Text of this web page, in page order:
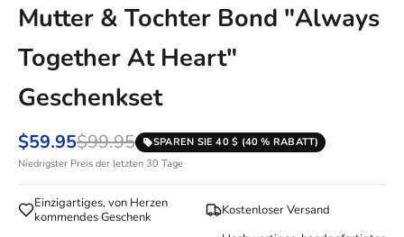
Mutter & Tochter Bond "Always
Together At Heart"
Geschenkset
$59.95$99.95
SPAREN SIE 40 $ (40 % RABATT)
Niedrigster Preis der letzten 30 Tage
Einzigartiges, von Herzen
kommendes Geschenk
Kostenloser Versand